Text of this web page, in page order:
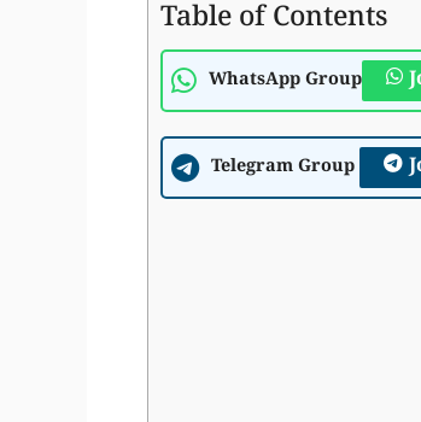
Table of Contents
WhatsApp Group
Telegram Group